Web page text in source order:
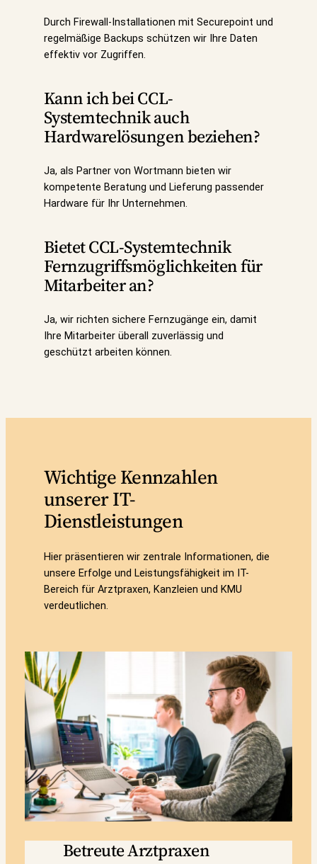
Durch Firewall-Installationen mit Securepoint und
regelmäßige Backups schützen wir Ihre Daten
effektiv vor Zugriffen.
Kann ich bei CCL-
Systemtechnik auch
Hardwarelösungen beziehen?
Ja, als Partner von Wortmann bieten wir
kompetente Beratung und Lieferung passender
Hardware für Ihr Unternehmen.
Bietet CCL-Systemtechnik
Fernzugriffsmöglichkeiten für
Mitarbeiter an?
Ja, wir richten sichere Fernzugänge ein, damit
Ihre Mitarbeiter überall zuverlässig und
geschützt arbeiten können.
Wichtige Kennzahlen
unserer IT-
Dienstleistungen
Hier präsentieren wir zentrale Informationen, die
unsere Erfolge und Leistungsfähigkeit im IT-
Bereich für Arztpraxen, Kanzleien und KMU
verdeutlichen.
Betreute Arztpraxen